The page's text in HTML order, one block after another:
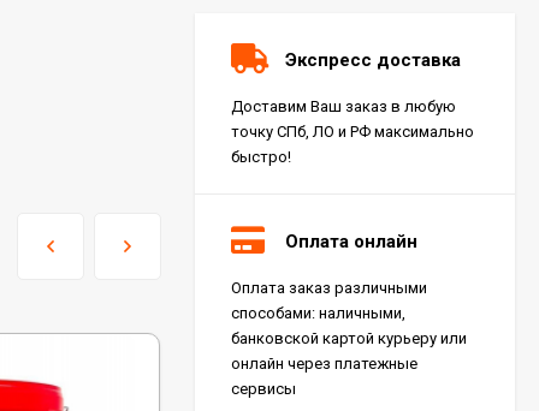
Экспресс доставка
Доставим Ваш заказ в любую
точку СПб, ЛО и РФ максимально
быстро!
Оплата онлайн
Оплата заказ различными
способами: наличными,
банковской картой курьеру или
онлайн через платежные
сервисы
Керамогранит Italon
Charme Extra Silver Ret
60x120, 610010001196